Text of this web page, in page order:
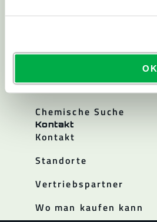
OK
Sterilitätszertifikate
Chemische Suche
Kontakt
Kontakt
Standorte
Vertriebspartner
Wo man kaufen kann